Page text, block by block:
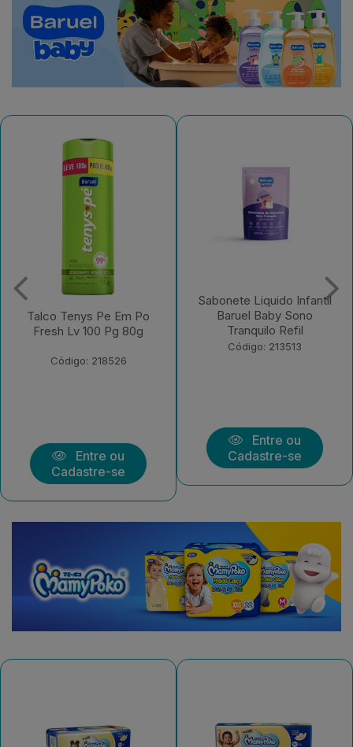
Sabonete Liquido Infantil
Baruel Baby Sono
Tranquilo Refil
Entre ou
Cadastre-se
Sabonete Liquido Infantil
Baruel Baby Sem Corante
Refil
Código: 213512
Entre ou
Cadastre-se